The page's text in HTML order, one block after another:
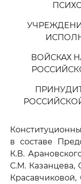
ВОЙСКАХ
в составе
К.В.
С.М. Казанцева,